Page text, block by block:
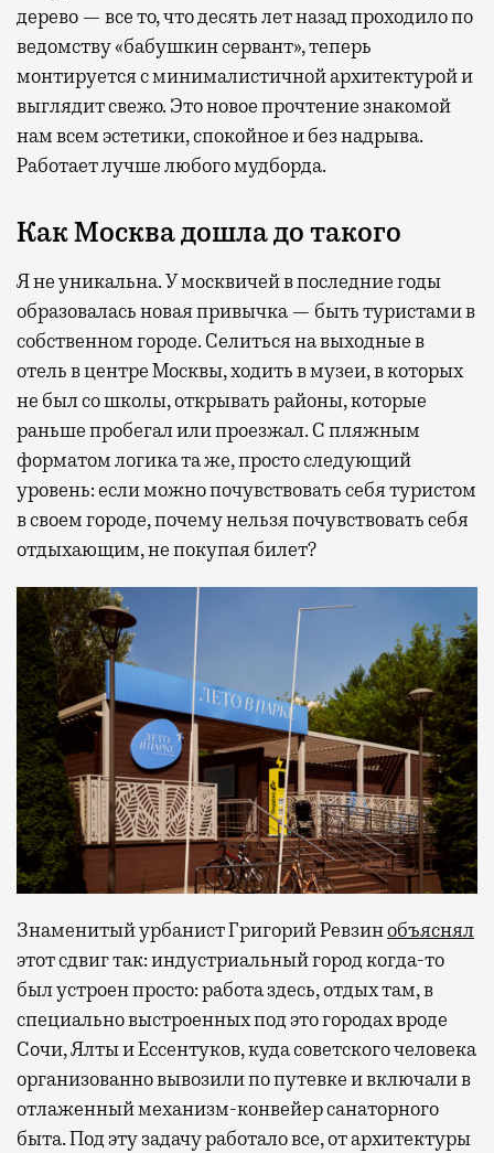
дерево — все то, что десять лет назад проходило по
ведомству «бабушкин сервант», теперь
монтируется с минималистичной архитектурой и
выглядит свежо. Это новое прочтение знакомой
нам всем эстетики, спокойное и без надрыва.
Работает лучше любого мудборда.
Как Москва дошла до такого
Я не уникальна. У москвичей в последние годы
образовалась новая привычка — быть туристами в
собственном городе. Селиться на выходные в
отель в центре Москвы, ходить в музеи, в которых
не был со школы, открывать районы, которые
раньше пробегал или проезжал. С пляжным
форматом логика та же, просто следующий
уровень: если можно почувствовать себя туристом
в своем городе, почему нельзя почувствовать себя
отдыхающим, не покупая билет?
Знаменитый урбанист Григорий Ревзинобъяснял
этот сдвиг так: индустриальный город когда-то
был устроен просто: работа здесь, отдых там, в
специально выстроенных под это городах вроде
Сочи, Ялты и Ессентуков, куда советского человека
организованно вывозили по путевке и включали в
отлаженный механизм-конвейер санаторного
быта. Под эту задачу работало все, от архитектуры